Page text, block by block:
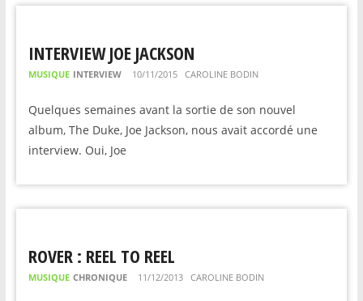
INTERVIEW JOE JACKSON
MUSIQUE INTERVIEW 10/11/2015 CAROLINE BODIN
Quelques semaines avant la sortie de son nouvel
album, The Duke, Joe Jackson, nous avait accordé une
interview. Oui, Joe
ROVER : REEL TO REEL
MUSIQUE CHRONIQUE 11/12/2013 CAROLINE BODIN